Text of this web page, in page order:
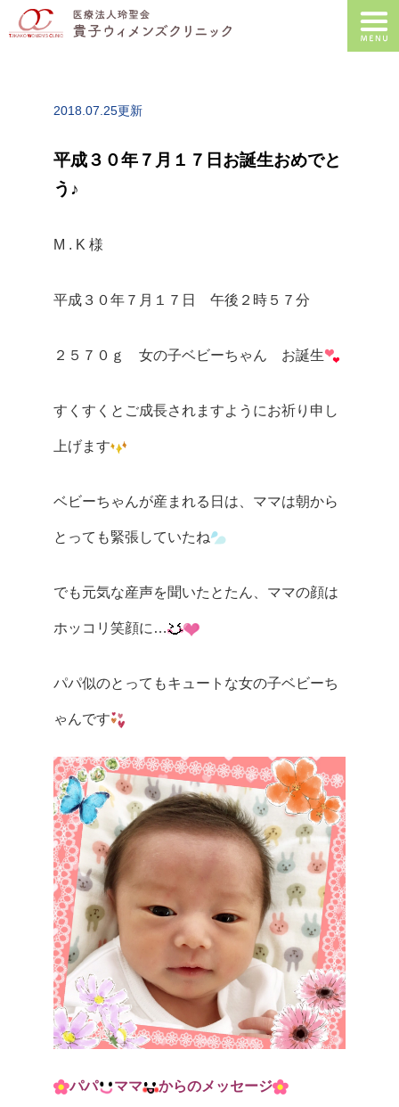
2018.07.25更新
平成３０年７月１７日お誕生おめでと
う♪
M . K 様
平成３０年７月１７日 午後２時５７分
２５７０ｇ 女の子ベビーちゃん お誕生
すくすくとご成長されますようにお祈り申し
上げます
ベビーちゃんが産まれる日は、ママは朝から
とっても緊張していたね
でも元気な産声を聞いたとたん、ママの顔は
ホッコリ笑顔に…
パパ似のとってもキュートな女の子ベビーち
ゃんです
パパ ママ からのメッセージ